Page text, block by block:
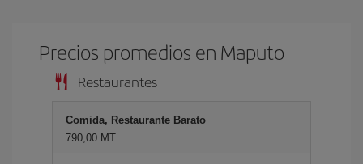
Precios promedios en Maputo
Restaurantes
Comida, Restaurante Barato
790,00 MT